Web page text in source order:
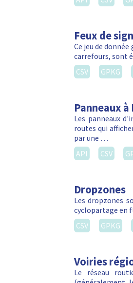
Feux de
Ce jeu de
carrefours, sont
CSV
GPKG
Panneaux à
Les panneaux
routes qui
par une …
API
CSV
Dropzones
Les dropzones
cyclopartage en
CSV
GPKG
Voiries
Le réseau